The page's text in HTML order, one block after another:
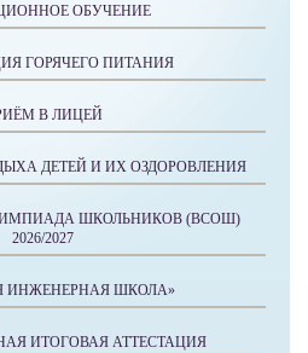
ОБУЧЕНИЕ
ГОРЯЧЕГО ПИТАНИЯ
В ЛИЦЕЙ
ДЕТЕЙ И ИХ ОЗДОРОВЛЕНИЯ
ШКОЛЬНИКОВ (ВСОШ)
2026/2027
ИНЖЕНЕРНАЯ ШКОЛА»
ИТОГОВАЯ АТТЕСТАЦИЯ